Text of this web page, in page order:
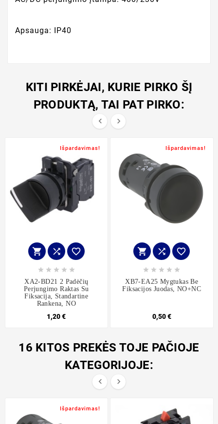
Apsauga: IP40
KITI PIRKĖJAI, KURIE PIRKO ŠĮ
PRODUKTĄ, TAI PAT PIRKO:
 
Išpardavimas!
  
    
XA2-BD21 2 Padėčių
Perjungimo Raktas Su
Fiksacija, Standartine
Rankena, NO
1,20 €
Išpardavimas!
  
    
XB7-EA25 Mygtukas Be
Fiksacijos Juodas, NO+NC
0,50 €
16 KITOS PREKĖS TOJE PAČIOJE
KATEGORIJOJE:
 
Išpardavimas!